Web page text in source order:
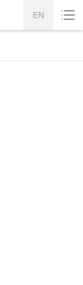
EN